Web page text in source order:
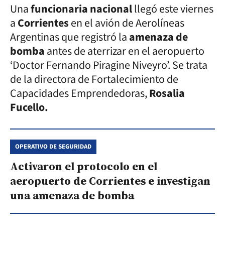
Unafuncionaria nacionalllegó este viernes
aCorrientesen el avión de Aerolíneas
Argentinas que registró laamenaza de
bombaantes de aterrizar en el aeropuerto
‘Doctor Fernando Piragine Niveyro’. Se trata
de la directora de Fortalecimiento de
Capacidades Emprendedoras,Rosalia
Fucello.
OPERATIVO DE SEGURIDAD
Activaron el protocolo en el
aeropuerto de Corrientes e investigan
una amenaza de bomba